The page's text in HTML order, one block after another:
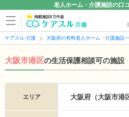
老人ホーム・介護施設の口
掲載施設5万件超
ケアスル 介護 大阪府の有料老人ホーム・介護施設
大阪市港区の生活保護相談可の施設
エリア 大阪府（大阪市港